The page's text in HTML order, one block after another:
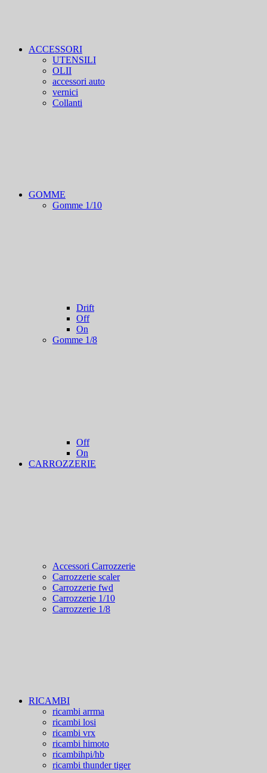
ACCESSORI
UTENSILI
OLII
accessori auto
vernici
Collanti
GOMME
Gomme 1/10
Drift
Off
On
Gomme 1/8
Off
On
CARROZZERIE
Accessori Carrozzerie
Carrozzerie scaler
Carrozzerie fwd
Carrozzerie 1/10
Carrozzerie 1/8
RICAMBI
ricambi arrma
ricambi losi
ricambi vrx
ricambi himoto
ricambihpi/hb
ricambi thunder tiger